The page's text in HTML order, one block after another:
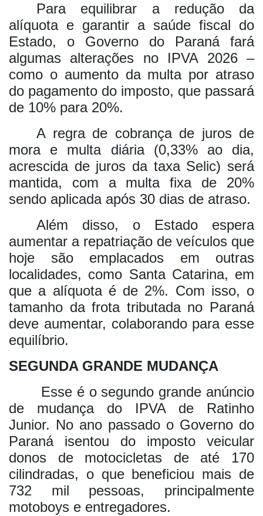
Para equilibrar a redução da
alíquota e garantir a saúde fiscal do
Estado, o Governo do Paraná fará
algumas alterações no IPVA 2026 –
como o aumento da multa por atraso
do pagamento do imposto, que passará
de 10% para 20%.
A regra de cobrança de juros de
mora e multa diária (0,33% ao dia,
acrescida de juros da taxa Selic) será
mantida, com a multa fixa de 20%
sendo aplicada após 30 dias de atraso.
Além disso, o Estado espera
aumentar a repatriação de veículos que
hoje são emplacados em outras
localidades, como Santa Catarina, em
que a alíquota é de 2%. Com isso, o
tamanho da frota tributada no Paraná
deve aumentar, colaborando para esse
equilíbrio.
SEGUNDA GRANDE MUDANÇA
Esse é o segundo grande anúncio
de mudança do IPVA de Ratinho
Junior. No ano passado o Governo do
Paraná isentou do imposto veicular
donos de motocicletas de até 170
cilindradas, o que beneficiou mais de
732 mil pessoas, principalmente
motoboys e entregadores.